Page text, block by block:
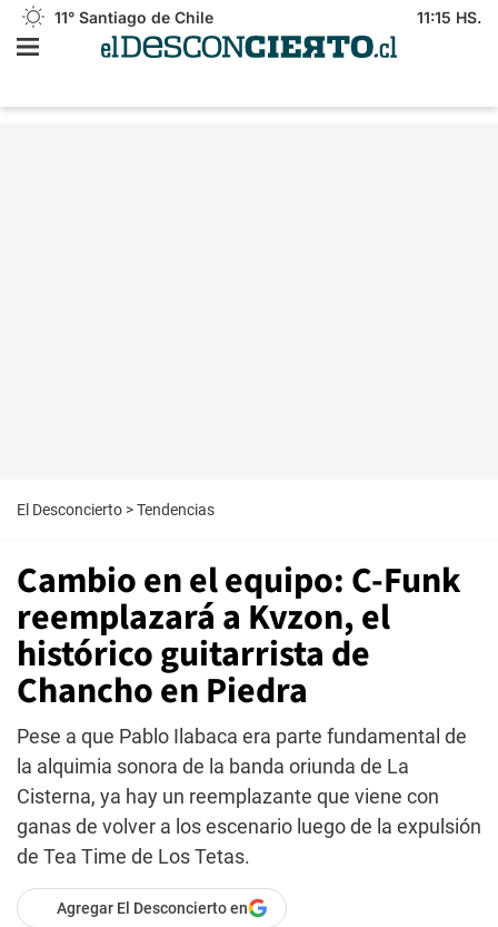
11° Santiago de Chile 11:15 HS.
El Desconcierto >Tendencias
Cambio en el equipo: C-Funk
reemplazará a Kvzon, el
histórico guitarrista de
Chancho en Piedra
Pese a que Pablo Ilabaca era parte fundamental de
la alquimia sonora de la banda oriunda de La
Cisterna, ya hay un reemplazante que viene con
ganas de volver a los escenario luego de la expulsión
de Tea Time de Los Tetas.
Agregar El Desconcierto en